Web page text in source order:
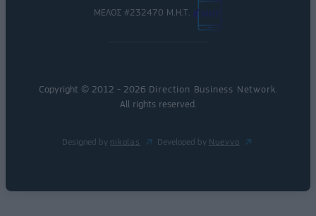
ΜΕΛΟΣ #232470 Μ.Η.Τ.
Copyright © 2012 - 2026 Direction Business Network
All rights reserved.
Designed by nikolas Developed by Nuevvo